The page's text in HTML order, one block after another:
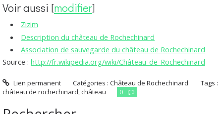
Voir aussi [modifier]
Zizim
Description du château de Rochechinard
Association de sauvegarde du château de Rochechinard
Source : http://fr.wikipedia.org/wiki/Château_de_Rochechinard
Lien permanent Catégories :Château de Rochechinard
Tags :
château de rochechinard,château 0